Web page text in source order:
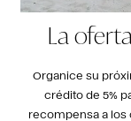
La
Organice su
crédito de 5%
recompensa a los